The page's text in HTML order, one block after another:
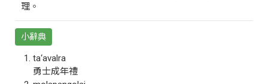
理。
小辭典
ta‘avalra
勇士成年禮